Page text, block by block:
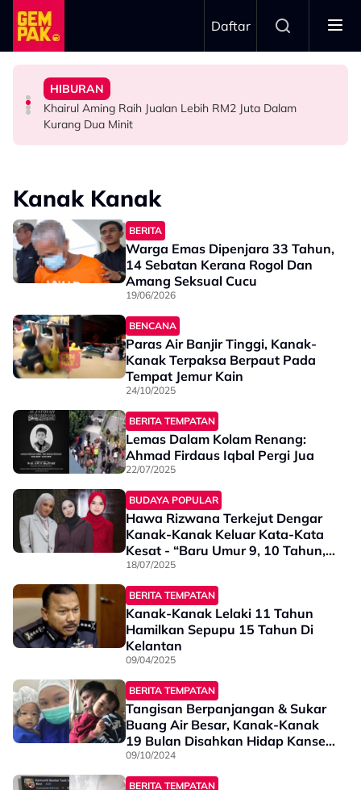
Skip to main content
Daftar
HIBURAN
Imran Aqil Kongsi Detik Sukar Isteri Ketika Berpantang -
“Waktu Itu Aku Tiada, Pergi Nepal Naik Gunung 10
Hari…”
HIBURAN
Khairul Aming Raih Jualan Lebih RM2 Juta Dalam
Kurang Dua Minit
HIBURAN
“Ada Yang Datang Menyapa, Teresak-Esak Menangis…”
- Noraniza Idris
SELEBRITI
“Biarlah Mereka Yang Pilih” - Jinggo Nasihat Ibu Bapa
Jangan Terlalu Campuri Urusan Rumah Tangga Anak
Kanak Kanak
BERITA
Warga Emas Dipenjara 33 Tahun,
14 Sebatan Kerana Rogol Dan
Amang Seksual Cucu
19/06/2026
BENCANA
Paras Air Banjir Tinggi, Kanak-
Kanak Terpaksa Berpaut Pada
Tempat Jemur Kain
24/10/2025
BERITA TEMPATAN
Lemas Dalam Kolam Renang:
Ahmad Firdaus Iqbal Pergi Jua
22/07/2025
BUDAYA POPULAR
Hawa Rizwana Terkejut Dengar
Kanak-Kanak Keluar Kata-Kata
Kesat - “Baru Umur 9, 10 Tahun,
Bercakap Seolah Perkara Biasa…”
18/07/2025
BERITA TEMPATAN
Kanak-Kanak Lelaki 11 Tahun
Hamilkan Sepupu 15 Tahun Di
Kelantan
09/04/2025
BERITA TEMPATAN
Tangisan Berpanjangan & Sukar
Buang Air Besar, Kanak-Kanak
19 Bulan Disahkan Hidap Kanser
Ovari Tahap 3
09/10/2024
BERITA TEMPATAN